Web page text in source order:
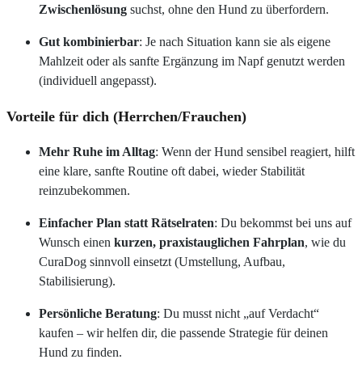
Zwischenlösung suchst, ohne den Hund zu überfordern.
Gut kombinierbar: Je nach Situation kann sie als eigene
Mahlzeit oder als sanfte Ergänzung im Napf genutzt werden
(individuell angepasst).
Vorteile für dich (Herrchen/Frauchen)
Mehr Ruhe im Alltag: Wenn der Hund sensibel reagiert, hilft
eine klare, sanfte Routine oft dabei, wieder Stabilität
reinzubekommen.
Einfacher Plan statt Rätselraten: Du bekommst bei uns auf
Wunsch einen kurzen, praxistauglichen Fahrplan, wie du
CuraDog sinnvoll einsetzt (Umstellung, Aufbau,
Stabilisierung).
Persönliche Beratung: Du musst nicht „auf Verdacht“
kaufen – wir helfen dir, die passende Strategie für deinen
Hund zu finden.